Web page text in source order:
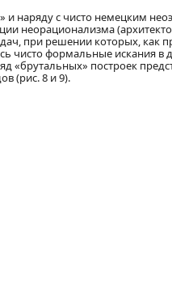
наряду с чисто немецким
неорационализма
при решении которых, как
формальные искания в
«брутальных» построек
(рис. 8 и 9).